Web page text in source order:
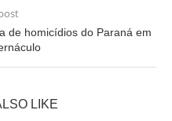
de homicídios do Paraná em
LIKE